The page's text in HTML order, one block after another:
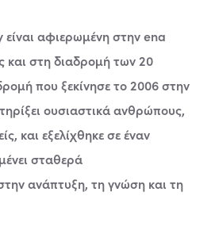
αφιερωμένη στην ena
και στη διαδρομή των 20
που ξεκίνησε το 2006 στην
ουσιαστικά ανθρώπους,
και εξελίχθηκε σε έναν
σταθερά
ανάπτυξη, τη γνώση και τη